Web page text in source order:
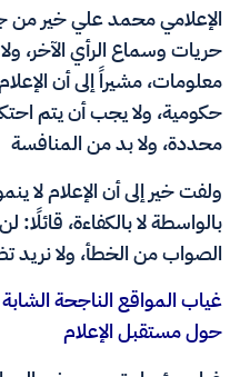
الإعلامي محمد علي خير من
حريات وسماع الرأي الآخر،
معلومات، مشيراً إلى أن
حكومية، ولا يجب أن يتم
محددة، ولا بد من المنافسة
ولفت خير إلى أن الإعلام لا
بالواسطة لا بالكفاءة،
الصواب من الخطأ، ولا نريد
غياب المواقع الناجحة
حول مستقبل الإعلام